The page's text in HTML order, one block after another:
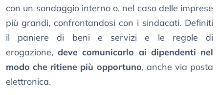
con un sondaggio interno o, nel caso delle imprese
più grandi, confrontandosi con i sindacati. Definiti
il paniere di beni e servizi e le regole di
erogazione,deve comunicarlo ai dipendenti nel
modo che ritiene più opportuno, anche via posta
elettronica.